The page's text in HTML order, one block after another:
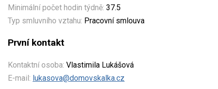
Minimální počet hodin týdně: 37.5
Typ smluvního vztahu: Pracovní smlouva
První kontakt
Kontaktní osoba: Vlastimila Lukášová
E-mail: lukasova@domovskalka.cz